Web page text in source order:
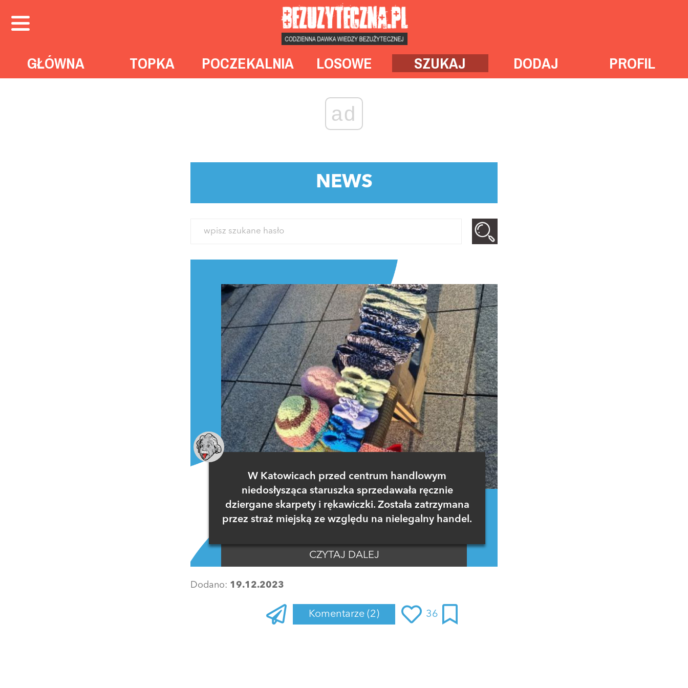
GŁÓWNA TOPKA POCZEKALNIA LOSOWE SZUKAJ DODAJ PROFIL
ad
NEWS
W Katowicach przed centrum handlowym
niedosłysząca staruszka sprzedawała ręcznie
dziergane skarpety i rękawiczki. Została zatrzymana
przez straż miejską ze względu na nielegalny handel.
CZYTAJ DALEJ
Dodano: 19.12.2023
Komentarze (2) 36